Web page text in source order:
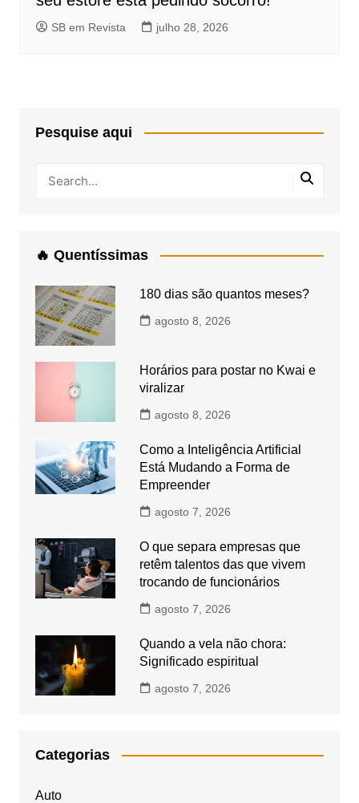
SB em Revista julho 28, 2026
Pesquise aqui
🔥 Quentíssimas
180 dias são quantos meses?
agosto 8, 2026
Horários para postar no Kwai e
viralizar
agosto 8, 2026
Como a Inteligência Artificial
Está Mudando a Forma de
Empreender
agosto 7, 2026
O que separa empresas que
retêm talentos das que vivem
trocando de funcionários
agosto 7, 2026
Quando a vela não chora:
Significado espiritual
agosto 7, 2026
Categorias
Auto